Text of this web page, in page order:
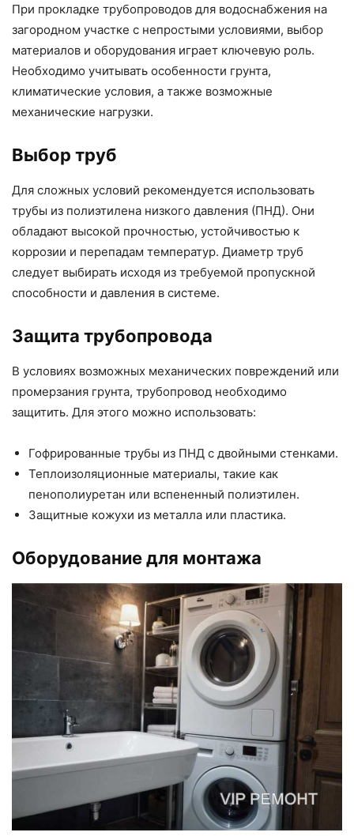
При прокладке трубопроводов для водоснабжения на
загородном участке с непростыми условиями, выбор
материалов и оборудования играет ключевую роль.
Необходимо учитывать особенности грунта,
климатические условия, а также возможные
механические нагрузки.
Выбор труб
Для сложных условий рекомендуется использовать
трубы из полиэтилена низкого давления (ПНД). Они
обладают высокой прочностью, устойчивостью к
коррозии и перепадам температур. Диаметр труб
следует выбирать исходя из требуемой пропускной
способности и давления в системе.
Защита трубопровода
В условиях возможных механических повреждений или
промерзания грунта, трубопровод необходимо
защитить. Для этого можно использовать:
Гофрированные трубы из ПНД с двойными стенками.
Теплоизоляционные материалы, такие как
пенополиуретан или вспененный полиэтилен.
Защитные кожухи из металла или пластика.
Оборудование для монтажа